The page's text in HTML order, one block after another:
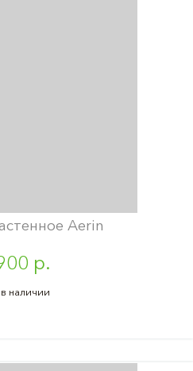
Aerin
р.
наличии